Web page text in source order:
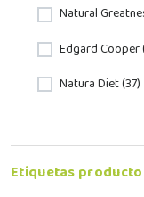
Natural
Edgard Cooper
Natura Diet (37)
Etiquetas producto